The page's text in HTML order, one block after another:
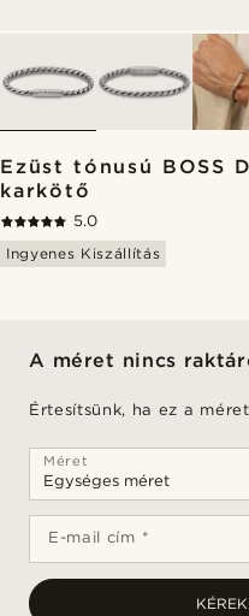
Ezüst tónusú BOSS
karkötő
5.0
Ingyenes Kiszállítás
A méret nincs
Értesítsünk, ha ez a
Méret
E-mail cím *